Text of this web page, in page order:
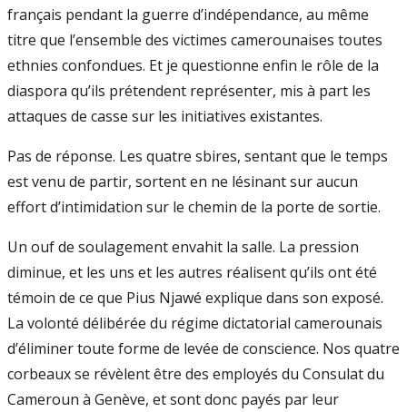
français pendant la guerre d’indépendance, au même
titre que l’ensemble des victimes camerounaises toutes
ethnies confondues. Et je questionne enfin le rôle de la
diaspora qu’ils prétendent représenter, mis à part les
attaques de casse sur les initiatives existantes.
Pas de réponse. Les quatre sbires, sentant que le temps
est venu de partir, sortent en ne lésinant sur aucun
effort d’intimidation sur le chemin de la porte de sortie.
Un ouf de soulagement envahit la salle. La pression
diminue, et les uns et les autres réalisent qu’ils ont été
témoin de ce que Pius Njawé explique dans son exposé.
La volonté délibérée du régime dictatorial camerounais
d’éliminer toute forme de levée de conscience. Nos quatre
corbeaux se révèlent être des employés du Consulat du
Cameroun à Genève, et sont donc payés par leur